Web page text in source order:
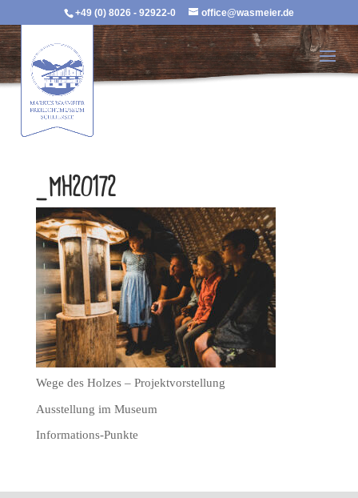
+49 (0) 8026 - 92922-0 office@wasmeier.de
_MH20172
Wege des Holzes – Projektvorstellung
Ausstellung im Museum
Informations-Punkte